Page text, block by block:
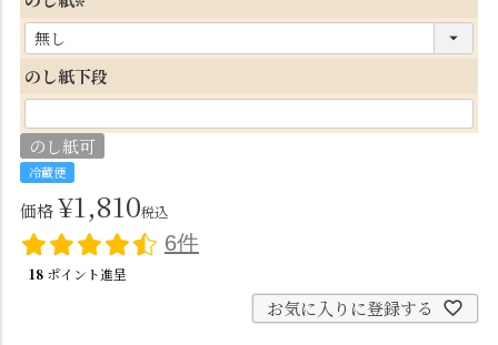
必
須
のし紙下段
のし紙可
冷蔵便
価格¥1,810税込
6件
18 ポイント進呈
お気に入りに登録する